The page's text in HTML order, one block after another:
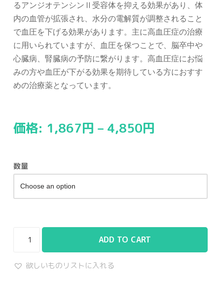
るアンジオテンシンⅡ受容体を抑える効果があり、体
内の血管が拡張され、水分の電解質が調整されること
で血圧を下げる効果があります。主に高血圧症の治療
に用いられていますが、血圧を保つことで、脳卒中や
心臓病、腎臓病の予防に繋がります。高血圧症にお悩
みの方や血圧が下がる効果を期待している方におすす
めの治療薬となっています。
価格: 1,867円 – 4,850円
数量
ADD TO CART
欲しいものリストに入れる